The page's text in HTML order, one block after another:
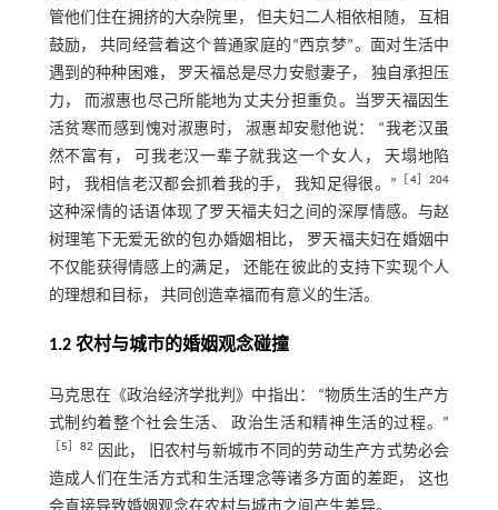
管他们住在拥挤的大杂院里， 但夫妇二人相依相随， 互相
鼓励， 共同经营着这个普通家庭的“西京梦”。面对生活中
遇到的种种困难， 罗天福总是尽力安慰妻子， 独自承担压
力， 而淑惠也尽己所能地为丈夫分担重负。当罗天福因生
活贫寒而感到愧对淑惠时， 淑惠却安慰他说： “我老汉虽
然不富有， 可我老汉一辈子就我这一个女人， 天塌地陷
时， 我相信老汉都会抓着我的手， 我知足得很。”
4］204
这种深情的话语体现了罗天福夫妇之间的深厚情感。与赵
树理笔下无爱无欲的包办婚姻相比， 罗天福夫妇在婚姻中
不仅能获得情感上的满足， 还能在彼此的支持下实现个人
的理想和目标， 共同创造幸福而有意义的生活。
1.2 农村与城市的婚姻观念碰撞
马克思在《政治经济学批判》中指出： “物质生活的生产方
式制约着整个社会生活、 政治生活和精神生活的过程。”
5 ］82
因此， 旧农村与新城市不同的劳动生产方式势必会
造成人们在生活方式和生活理念等诸多方面的差距， 这也